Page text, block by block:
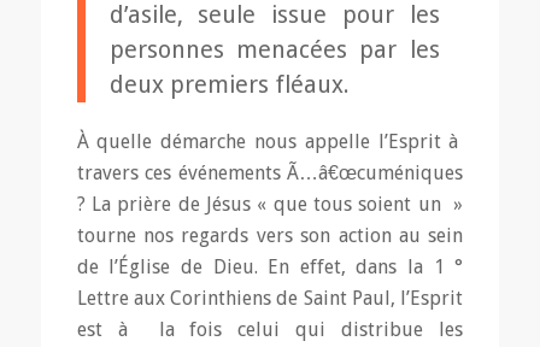
d’asile, seule issue pour les
personnes menacées par les
deux premiers fléaux.
À quelle démarche nous appelle l’Esprit à
travers ces événements Ã…â€œcuméniques
? La prière de Jésus « que tous soient un »
tourne nos regards vers son action au sein
de l’Église de Dieu. En effet, dans la 1 °
Lettre aux Corinthiens de Saint Paul, l’Esprit
est à la fois celui qui distribue les